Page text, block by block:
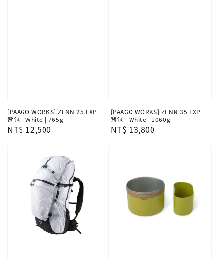
[PAAGO WORKS] ZENN 25 EXP
背包 - White | 765g
Regular
NT$ 12,500
[PAAGO WORKS] ZENN 35 EXP
背包 - White | 1060g
Regular
NT$ 13,800